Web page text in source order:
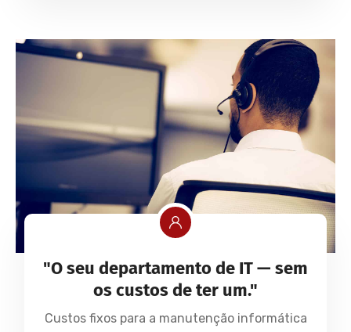
"O seu departamento de IT — sem
os custos de ter um."
Custos fixos para a manutenção informática